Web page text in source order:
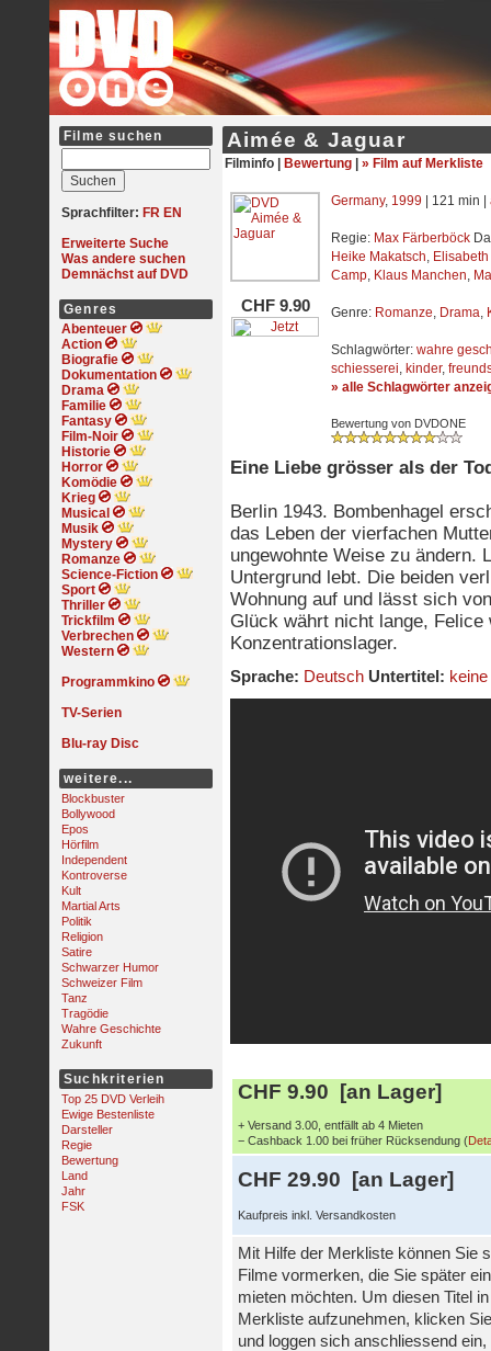
Filme suchen
Sprachfilter: FR EN
Erweiterte Suche
Was andere suchen
Demnächst auf DVD
Genres
Abenteuer
Action
Biografie
Dokumentation
Drama
Familie
Fantasy
Film-Noir
Historie
Horror
Komödie
Krieg
Musical
Musik
Mystery
Romanze
Science-Fiction
Sport
Thriller
Trickfilm
Verbrechen
Western
Programmkino
TV-Serien
Blu-ray Disc
weitere...
Blockbuster
Bollywood
Epos
Hörfilm
Independent
Kontroverse
Kult
Martial Arts
Politik
Religion
Satire
Schwarzer Humor
Schweizer Film
Tanz
Tragödie
Wahre Geschichte
Zukunft
Suchkriterien
Top 25 DVD Verleih
Ewige Bestenliste
Darsteller
Regie
Bewertung
Land
Jahr
FSK
Aimée & Jaguar
Filminfo | Bewertung » Film auf Merkliste
CHF 9.90
Germany, 1999 | 121 min |
Regie: Max Färberböck
Heike Makatsch,
Camp, Klaus Manchen,
Genre: Romanze, Drama,
Schlagwörter: wahre
schiesserei, kinder,
» alle Schlagwörter
Bewertung von DVDONE
Eine Liebe grösser als der
Berlin 1943. Bombenhagel
das Leben der vierfachen
ungewohnte Weise zu ändern.
Untergrund lebt. Die beiden
Wohnung auf und lässt sich
Glück währt nicht lange,
Konzentrationslager.
Sprache: Deutsch Untertitel: keine
CHF 9.90 [an Lager]
+ Versand 3.00, entfällt ab 4 Mieten
− Cashback 1.00 bei früher Rücksendung (
CHF 29.90 [an Lager]
Kaufpreis inkl. Versandkosten
Mit Hilfe der Merkliste können Sie
Filme vormerken, die Sie später
mieten möchten. Um diesen Titel
Merkliste aufzunehmen, klicken
und loggen sich anschliessend ein,